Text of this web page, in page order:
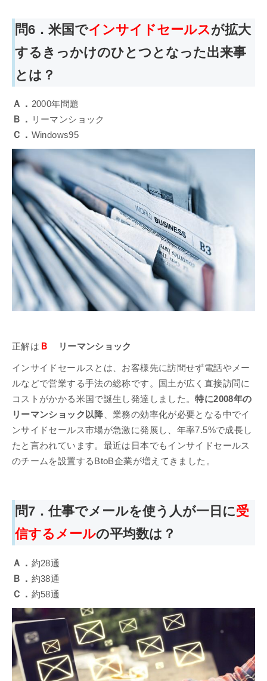
問6．米国でインサイドセールスが拡大
するきっかけのひとつとなった出来事
とは？
Ａ． 2000年問題
Ｂ． リーマンショック
Ｃ． Windows95
正解は Ｂ リーマンショック
インサイドセールスとは、お客様先に訪問せず電話やメー
ルなどで営業する手法の総称です。国土が広く直接訪問に
コストがかかる米国で誕生し発達しました。特に2008年の
リーマンショック以降 、業務の効率化が必要となる中でイ
ンサイドセールス市場が急激に発展し、年率7.5%で成長し
たと言われています。最近は日本でもインサイドセールス
のチームを設置するBtoB企業が増えてきました。
問7．仕事でメールを使う人が一日に受
信するメールの平均数は？
Ａ． 約28通
Ｂ． 約38通
Ｃ． 約58通